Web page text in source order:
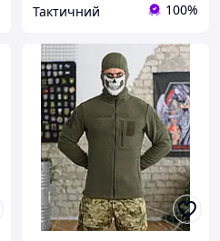
Тактичний 100%